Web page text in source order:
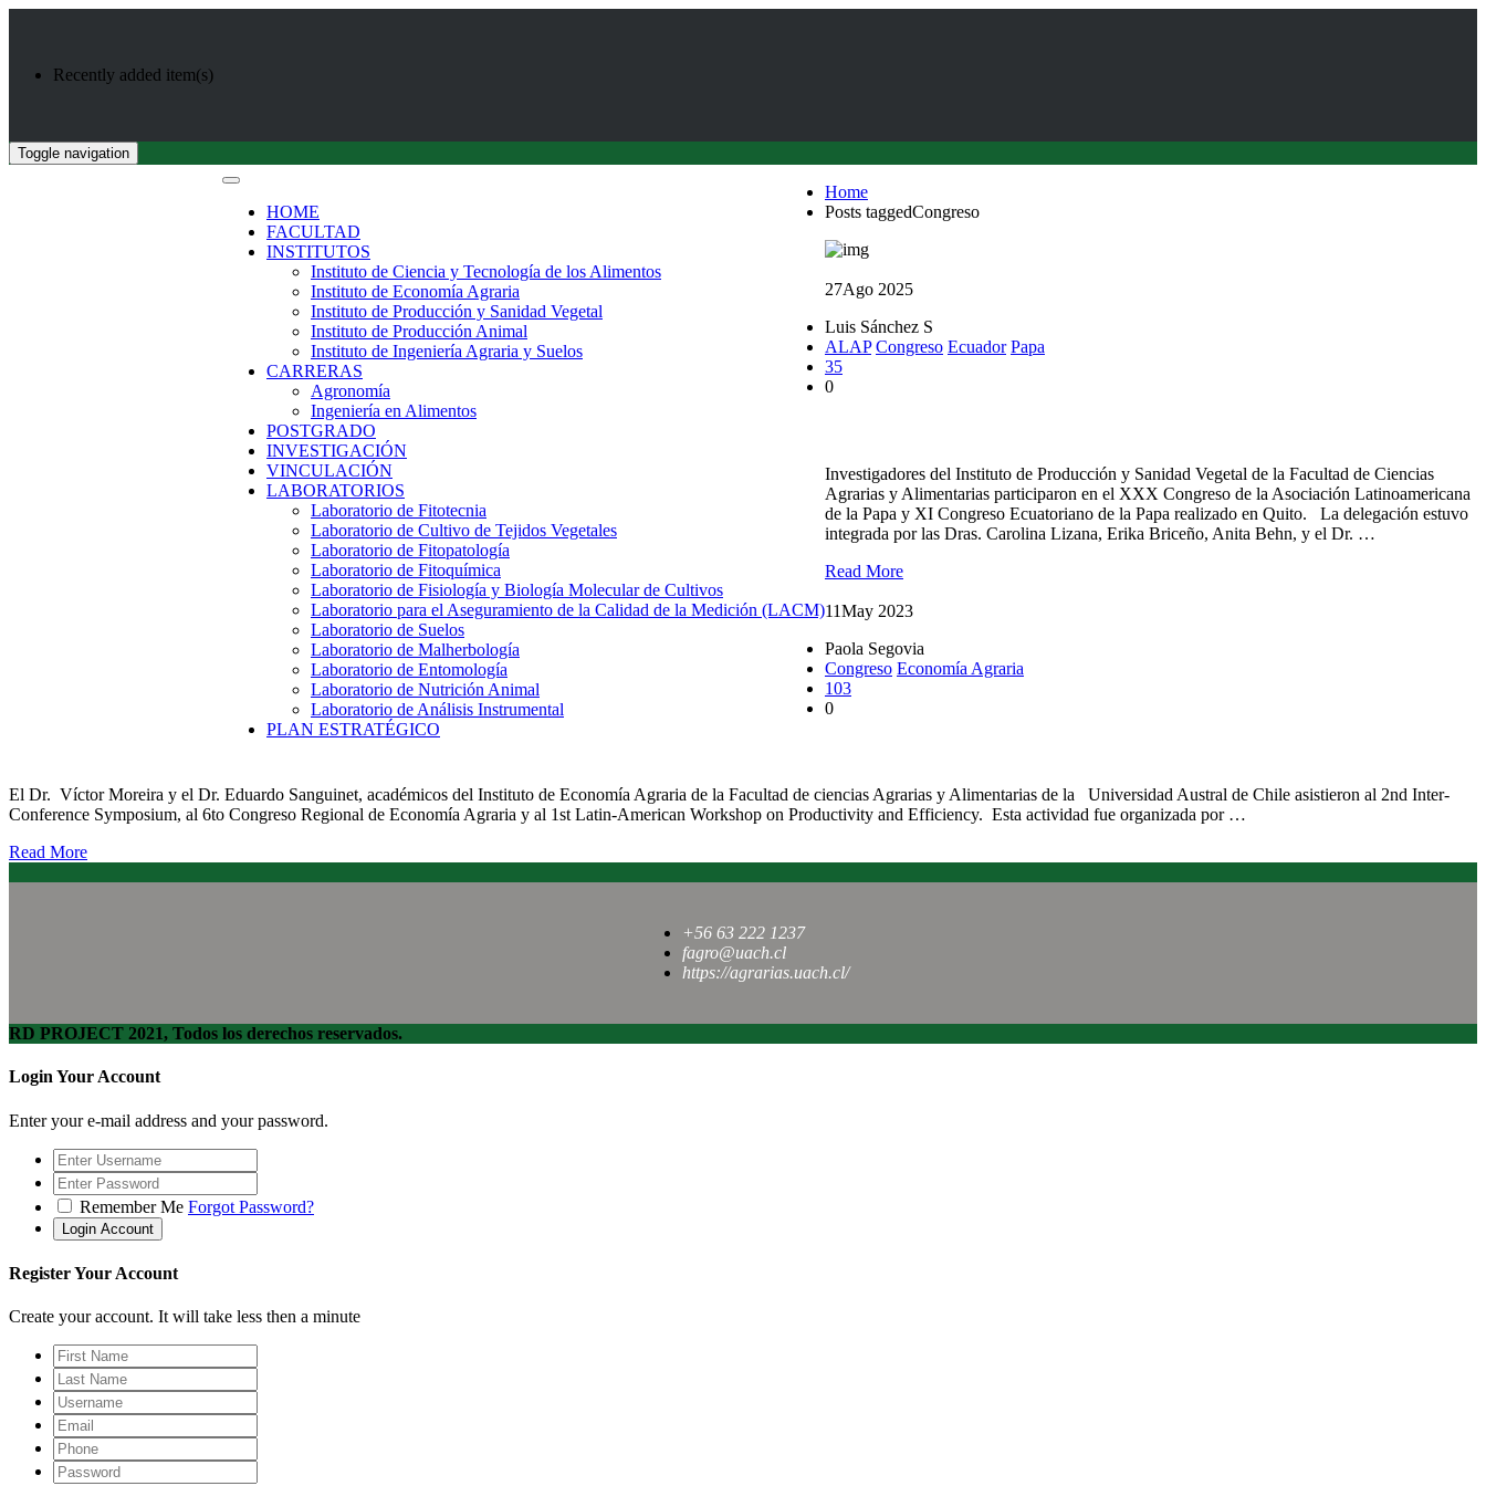
Recently added item(s)
Toggle navigation
HOME
FACULTAD
INSTITUTOS
Instituto de Ciencia y Tecnología de los Alimentos
Instituto de Economía Agraria
Instituto de Producción y Sanidad Vegetal
Instituto de Producción Animal
Instituto de Ingeniería Agraria y Suelos
CARRERAS
Agronomía
Ingeniería en Alimentos
POSTGRADO
INVESTIGACIÓN
VINCULACIÓN
LABORATORIOS
Laboratorio de Fitotecnia
Laboratorio de Cultivo de Tejidos Vegetales
Laboratorio de Fitopatología
Laboratorio de Fitoquímica
Laboratorio de Fisiología y Biología Molecular de Cultivos
Laboratorio para el Aseguramiento de la Calidad de la Medición (LACM)
Laboratorio de Suelos
Laboratorio de Malherbología
Laboratorio de Entomología
Laboratorio de Nutrición Animal
Laboratorio de Análisis Instrumental
PLAN ESTRATÉGICO
Home
Posts taggedCongreso
27Ago 2025
Luis Sánchez S
ALAP Congreso Ecuador Papa
35
0
Investigadores del Instituto de Producción y Sanidad Vegetal de la Facultad de Ciencias
Agrarias y Alimentarias participaron en el XXX Congreso de la Asociación Latinoamericana
de la Papa y XI Congreso Ecuatoriano de la Papa realizado en Quito. La delegación estuvo
integrada por las Dras. Carolina Lizana, Erika Briceño, Anita Behn, y el Dr. …
Read More
11May 2023
Paola Segovia
Congreso Economía Agraria
103
0
El Dr. Víctor Moreira y el Dr. Eduardo Sanguinet, académicos del Instituto de Economía Agraria de la Facultad de ciencias Agrarias y Alimentarias de la Universidad Austral de Chile asistieron al 2nd Inter-
Conference Symposium, al 6to Congreso Regional de Economía Agraria y al 1st Latin-American Workshop on Productivity and Efficiency. Esta actividad fue organizada por …
Read More
+56 63 222 1237
fagro@uach.cl
https://agrarias.uach.cl/
RD PROJECT 2021, Todos los derechos reservados.
Login Your Account
Enter your e-mail address and your password.
Remember Me Forgot Password?
Register Your Account
Create your account. It will take less then a minute